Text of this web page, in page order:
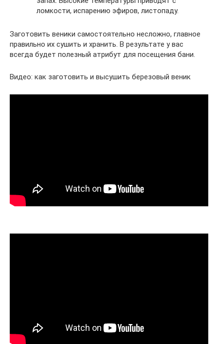
ломкости, испарению эфиров, листопаду.
Заготовить веники самостоятельно несложно, главное
правильно их сушить и хранить. В результате у вас
всегда будет полезный атрибут для посещения бани.
Видео: как заготовить и высушить березовый веник